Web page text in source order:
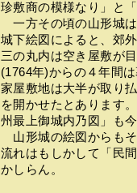
珍敷商の模様なり」と
一方その頃の山形城
城下絵図によると、郊
三の丸内は空き屋敷が
(1764年)からの４年間
家屋敷地は大半が取り
を開かせたとあります
州最上御城内乃図」も
山形城の絵図からも
流れはもしかして「民
かしらん。